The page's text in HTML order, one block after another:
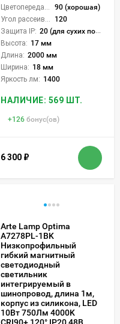
90 (хорошая)
120
Защита IP: 20 (для сухих пом.)
Высота: 17 мм
Длина: 2000 мм
Ширина: 18 мм
Яркость лм: 1400
НАЛИЧИЕ: 569 ШТ.
+126 бонус(ов)
6 300 ₽
Arte Lamp Optima
A7278PL-1BK
Низкопрофильный
гибкий магнитный
светодиодный
светильник
интегрируемый в
шинопровод, длина 1м,
корпус из силикона, LED
10Вт 750Лм 4000K
CRI90+ 120° IP20 48В